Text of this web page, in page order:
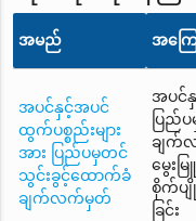
အမည် အကြေ
အပင်နှင့်အပင်
ထွက်ပစ္စည်းများ
အား ပြည်ပမှတင်
သွင်းခွင့်ထောက်ခံ
ချက်လက်မှတ်
အပင်နှ
ပြည်
ချက်
မွေးမ
စိုက်ပျို
ခြင်း